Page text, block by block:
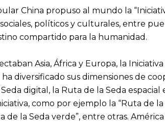
China propuso al mundo la
políticos y culturales, entre
compartido para la humanidad.
Asia, África y Europa, la Iniciativa
diversificado sus dimensiones de
digital, la Ruta de la Seda espacial
como por ejemplo la “Ruta de
la Seda verde”, entre otras. América